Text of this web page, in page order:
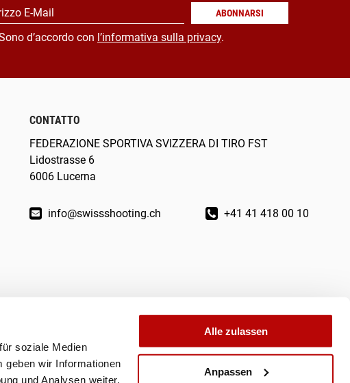
soziale Medien
geben wir Informationen
und Analysen weiter.
Alle zulassen
Anpassen
E-Mail ABONNARSI
d’accordo con l’informativa sulla privacy.
CONTATTO
FEDERAZIONE SPORTIVA SVIZZERA DI TIRO FST
Lidostrasse 6
6006 Lucerna
info@swissshooting.ch +41 41 418 00 10